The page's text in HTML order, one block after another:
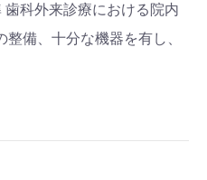
科外来診療における院内
備、十分な機器を有し、